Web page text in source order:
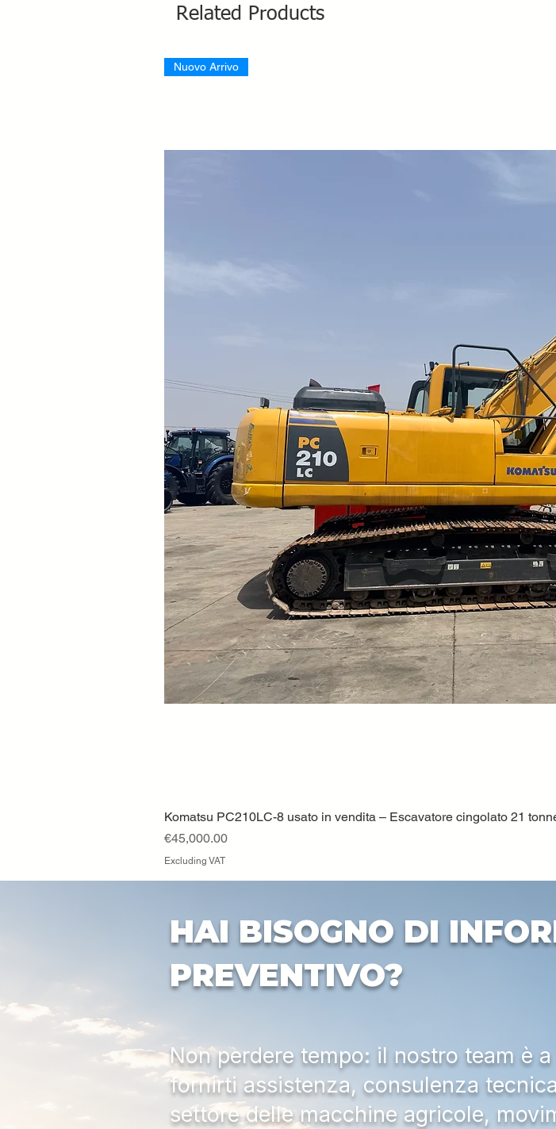
Related Products
Quick
Nuovo Arrivo
Komatsu PC210LC-8 usato in vendita – Escavatore cingolato 21
Price
€45,000.00
Excluding VAT
HAI BISOGNO DI
PREVENTIVO?
Non perdere tempo: il nostro team è
fornirti assistenza, consulenza
settore delle macchine agricole,